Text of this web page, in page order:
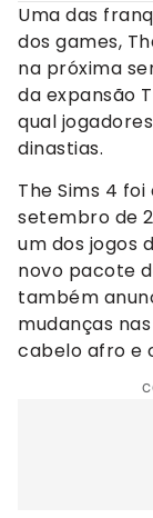
Uma das
dos games,
na próxima
da expansão
qual
dinastias.
The Sims 4
setembro de
um dos jogos
novo pacote
também
mudanças
cabelo afro e